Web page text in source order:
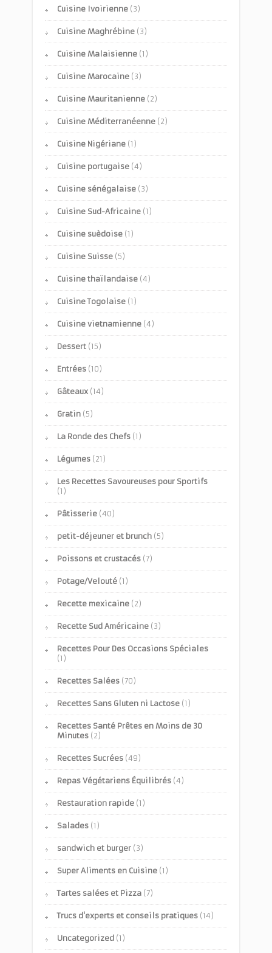
Cuisine Ivoirienne (3)
Cuisine Maghrébine (3)
Cuisine Malaisienne (1)
Cuisine Marocaine (3)
Cuisine Mauritanienne (2)
Cuisine Méditerranéenne (2)
Cuisine Nigériane (1)
Cuisine portugaise (4)
Cuisine sénégalaise (3)
Cuisine Sud-Africaine (1)
Cuisine suèdoise (1)
Cuisine Suisse (5)
Cuisine thaïlandaise (4)
Cuisine Togolaise (1)
Cuisine vietnamienne (4)
Dessert (15)
Entrées (10)
Gâteaux (14)
Gratin (5)
La Ronde des Chefs (1)
Légumes (21)
Les Recettes Savoureuses pour Sportifs
(1)
Pâtisserie (40)
petit-déjeuner et brunch (5)
Poissons et crustacés (7)
Potage/Velouté (1)
Recette mexicaine (2)
Recette Sud Américaine (3)
Recettes Pour Des Occasions Spéciales
(1)
Recettes Salées (70)
Recettes Sans Gluten ni Lactose (1)
Recettes Santé Prêtes en Moins de 30
Minutes (2)
Recettes Sucrées (49)
Repas Végétariens Équilibrés (4)
Restauration rapide (1)
Salades (1)
sandwich et burger (3)
Super Aliments en Cuisine (1)
Tartes salées et Pizza (7)
Trucs d'experts et conseils pratiques (14)
Uncategorized (1)